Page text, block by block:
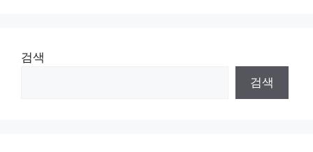
검색
검색